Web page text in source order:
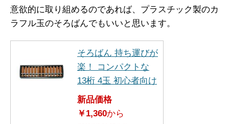
意欲的に取り組めるのであれば、プラスチック製のカ
ラフル玉のそろばんでもいいと思います。
そろばん 持ち運びが
楽！ コンパクトな
13桁 4玉 初心者向け
新品価格
￥1,360から